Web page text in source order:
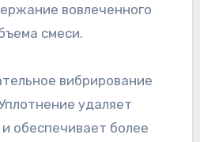
вовлеченного
смеси.
вибрирование
удаляет
обеспечивает более